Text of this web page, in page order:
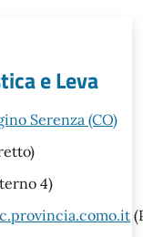
e Leva
Serenza (CO)
4)